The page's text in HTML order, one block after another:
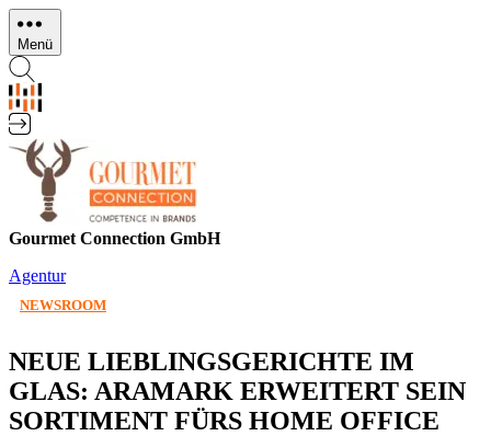
Direkt
zum
Inhalt
Menü
Gourmet Connection GmbH
Agentur
NEWSROOM
NEUE LIEBLINGSGERICHTE IM
GLAS: ARAMARK ERWEITERT SEIN
SORTIMENT FÜRS HOME OFFICE